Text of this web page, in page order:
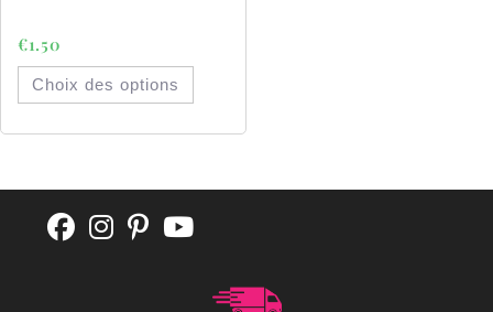
€1.50
Choix des options